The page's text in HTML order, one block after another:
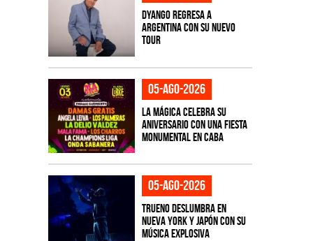
Dyango regresa a
Argentina con su nuevo
tour
05-ago-2026
La Mágica celebra su
aniversario con una fiesta
monumental en CABA
05-ago-2026
TRUENO deslumbra en
Nueva York y Japón con su
música explosiva